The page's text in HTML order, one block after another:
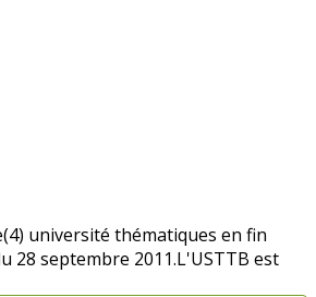
université thématiques en fin
28 septembre 2011.L'USTTB est